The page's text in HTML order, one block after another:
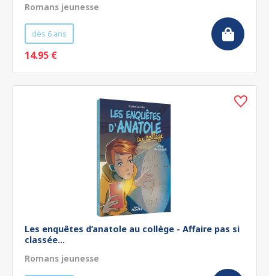
Romans jeunesse
dès 6 ans
14.95 €
Les enquêtes d’anatole au collège - Affaire pas si
classée...
Romans jeunesse